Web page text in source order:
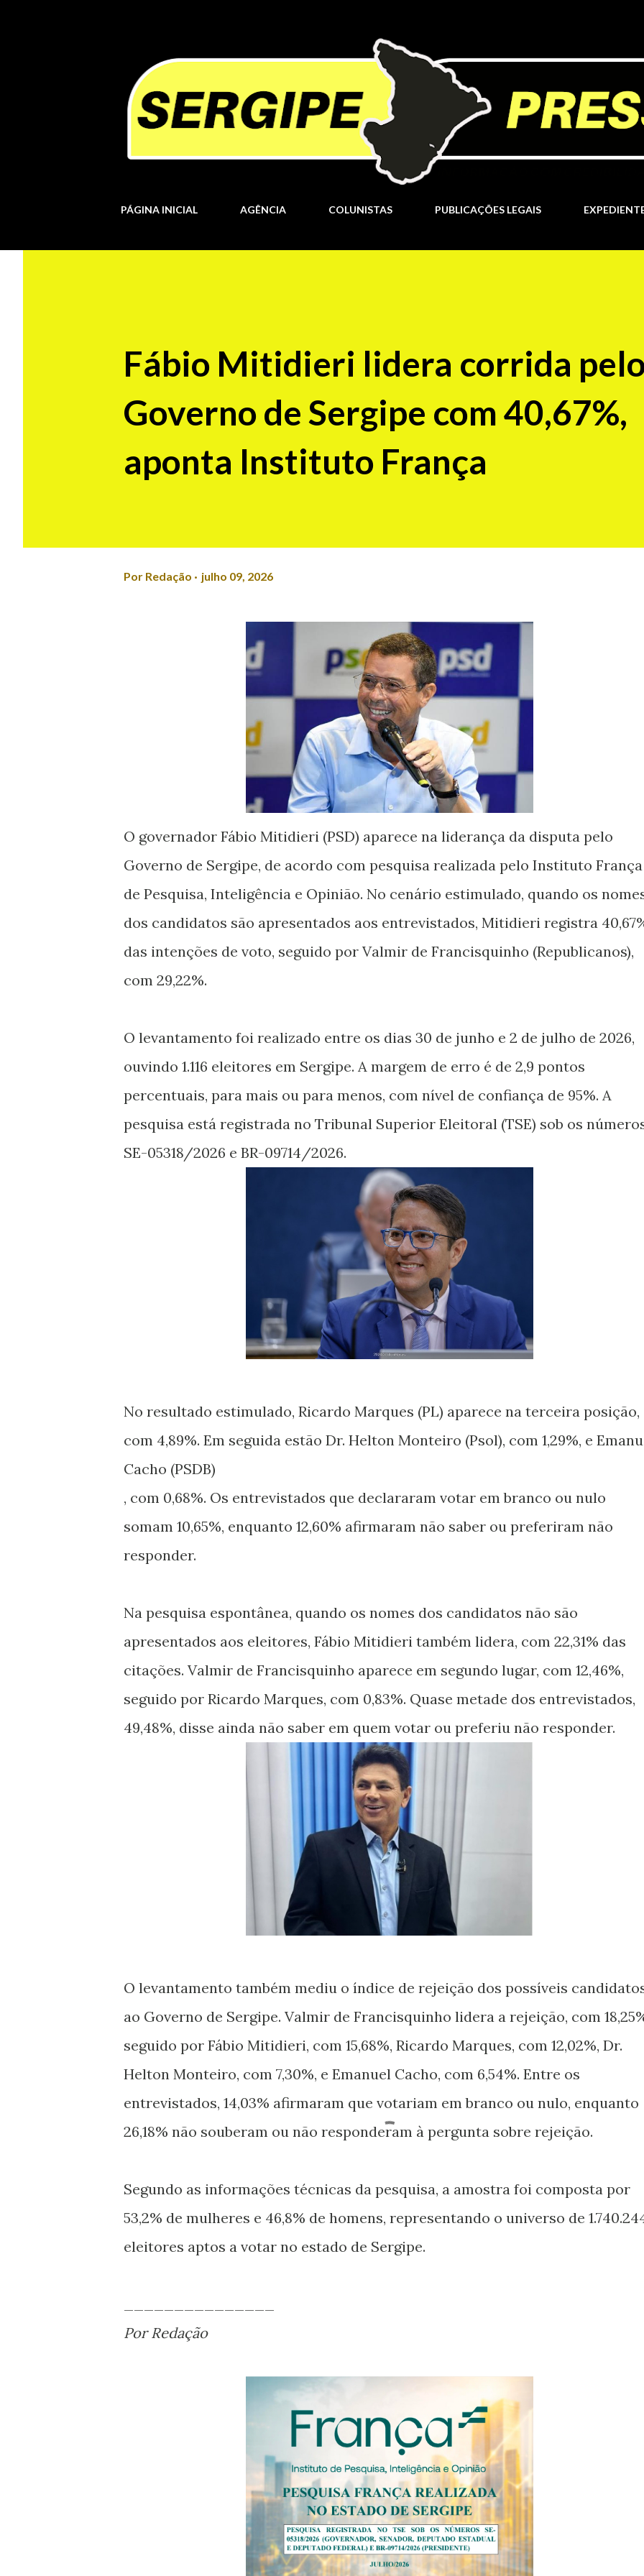
PÁGINA INICIAL AGÊNCIA COLUNISTAS PUBLICAÇÕES LEGAIS
Fábio Mitidieri lidera corrida
Governo de Sergipe com 40,67%,
aponta Instituto França
Por Redação julho 09, 2026
O governador Fábio Mitidieri (PSD) aparece na liderança da disputa pelo
Governo de Sergipe, de acordo com pesquisa realizada pelo Instituto França
de Pesquisa, Inteligência e Opinião. No cenário estimulado, quando os
dos candidatos são apresentados aos entrevistados, Mitidieri registra
das intenções de voto, seguido por Valmir de Francisquinho (Republicanos),
com 29,22%.
O levantamento foi realizado entre os dias 30 de junho e 2 de julho de 2026,
ouvindo 1.116 eleitores em Sergipe. A margem de erro é de 2,9 pontos
percentuais, para mais ou para menos, com nível de confiança de 95%. A
pesquisa está registrada no Tribunal Superior Eleitoral (TSE) sob os
SE-05318/2026 e BR-09714/2026.
No resultado estimulado, Ricardo Marques (PL) aparece na terceira posição,
com 4,89%. Em seguida estão Dr. Helton Monteiro (Psol), com 1,29%, e
Cacho (PSDB)
, com 0,68%. Os entrevistados que declararam votar em branco ou nulo
somam 10,65%, enquanto 12,60% afirmaram não saber ou preferiram não
responder.
Na pesquisa espontânea, quando os nomes dos candidatos não são
apresentados aos eleitores, Fábio Mitidieri também lidera, com 22,31% das
citações. Valmir de Francisquinho aparece em segundo lugar, com 12,46%,
seguido por Ricardo Marques, com 0,83%. Quase metade dos entrevistados,
49,48%, disse ainda não saber em quem votar ou preferiu não responder.
O levantamento também mediu o índice de rejeição dos possíveis
ao Governo de Sergipe. Valmir de Francisquinho lidera a rejeição, com
seguido por Fábio Mitidieri, com 15,68%, Ricardo Marques, com 12,02%, Dr.
Helton Monteiro, com 7,30%, e Emanuel Cacho, com 6,54%. Entre os
entrevistados, 14,03% afirmaram que votariam em branco ou nulo, enquanto
26,18% não souberam ou não responderam à pergunta sobre rejeição.
Segundo as informações técnicas da pesquisa, a amostra foi composta por
53,2% de mulheres e 46,8% de homens, representando o universo de
eleitores aptos a votar no estado de Sergipe.
Por Redação